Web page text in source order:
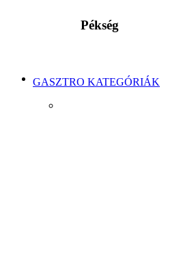
Pékség
GASZTRO KATEGÓRIÁK